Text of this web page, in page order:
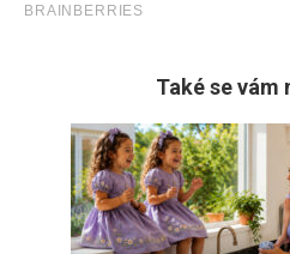
Také se vám